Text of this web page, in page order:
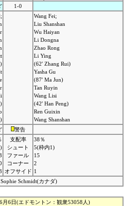
1-0
Wang Fei;
Liu Shanshan
Wu Haiyan
Li Dongna
Zhao Rong
Li Ying
(62' Zhang Rui)
Yasha Gu
(87' Ma Jun)
Tan Ruyin
Wang Lisi
(42' Han Peng)
Ren Guixin
Wang Shanshan
警告
支配率
シュート
ファール
コーナー
オフサイド
38％
5(枠内1)
15
2
1
Schmidt(カナダ)
6日(エドモントン：観衆53058人)